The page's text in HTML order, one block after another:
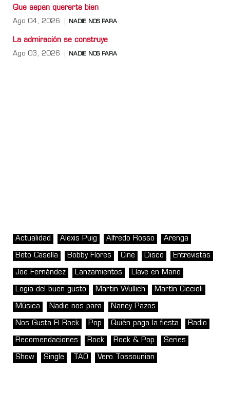
Que sepan quererte bien
Ago 04, 2026 NADIE NOS PARA
La admiración se construye
Ago 03, 2026 NADIE NOS PARA
Actualidad Alexis Puig Alfredo Rosso Arenga
Beto Casella Bobby Flores Cine Disco Entrevistas
Joe Fernández Lanzamientos Llave en Mano
Logia del buen gusto Martin Wullich Martín Ciccioli
Música Nadie nos para Nancy Pazos
Nos Gusta El Rock Pop Quién paga la fiesta Radio
Recomendaciones Rock Rock & Pop Series
Show Single TAO Vero Tossounian